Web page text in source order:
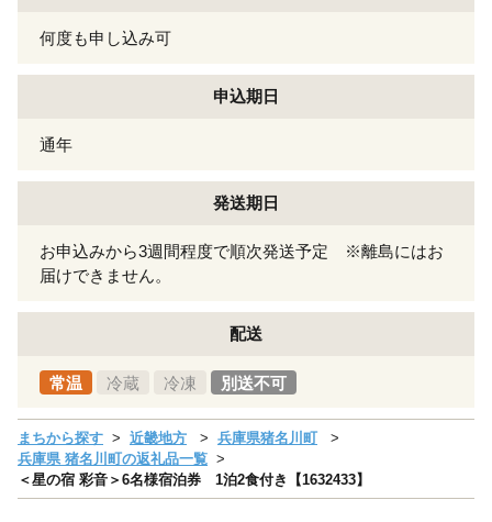
何度も申し込み可
申込期日
通年
発送期日
お申込みから3週間程度で順次発送予定 ※離島にはお
届けできません。
配送
常温 冷蔵 冷凍 別送不可
まちから探す 近畿地方
兵庫県猪名川町
兵庫県 猪名川町の返礼品一覧
＜星の宿 彩音＞6名様宿泊券 1泊2食付き【1632433】